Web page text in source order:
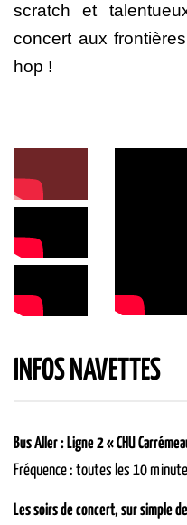
scratch et
concert aux
hop !
INFOS NAVETTES
Bus Aller : Ligne 2 « CHU
Fréquence : toutes les 10
Les soirs de concert, sur simple